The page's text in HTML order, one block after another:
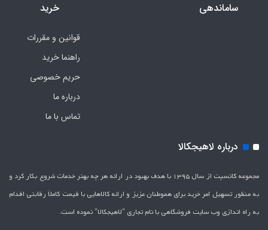
ساماندهی
خرید
قوانین و مقررات
راهنما خرید
حریم خصوصی
درباره ما
تماس با ما
درباره لاهیجکالا
مجموعه کانسپت از سال 1395 با هدف بهبود در ارائه هر چه بهتر خدمات شروع بکار کرد و
به منظور تسهیل امر خرید برای هموطنان عزیز و ارائه کالاهایی با قیمت کاملاَ رقابتی اقدام
به راه اندازی وب سایت فروشگاهی با نام تجاری "لاهیج­کالا" نموده است.